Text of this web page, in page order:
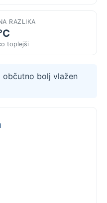
RAZLIKA
toplejši
občutno bolj vlažen